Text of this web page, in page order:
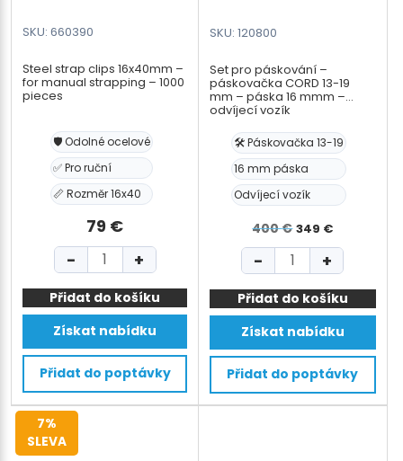
SKU: 660390
Steel strap clips 16x40mm –
for manual strapping – 1000
pieces
🛡️ Odolné ocelové
✅ Pro ruční
📏 Rozměr 16x40
79 €
Steel
strap
clips
16x40mm
-
for
manual
strapping
-
1000
− +
Přidat do košíku
Získat nabídku
Přidat do poptávky
SKU: 120800
Set pro páskování –
páskovačka CORD 13-19
mm – páska 16 mmm –
odvíjecí vozík
🛠️ Páskovačka 13-19
16 mm páska
Odvíjecí vozík
400€Původní
cena
byla:
400 €.
349 €
cena
je:
349 €.
Set
pro
páskování
-
páskovačka
CORD
13-
19
− +
Přidat do košíku
Získat nabídku
Přidat do poptávky
7%
SLEVA